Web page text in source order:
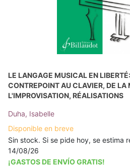
LE LANGAGE MUSICAL EN
CONTREPOINT AU CLAVIER, DE LA
L'IMPROVISATION, RÉALISATIONS
Duha, Isabelle
Disponible en breve
Sin stock. Si se pide hoy, se estima
14/08/26
¡GASTOS DE ENVÍO GRATIS!